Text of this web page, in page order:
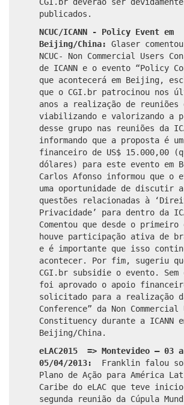
publicados.
NCUC/ICANN - Policy Event em
Beijing/China:
Glaser
NCUC- Non Commercial Users
de ICANN e o evento “Policy
que acontecerá em Beijing,
que o CGI.br patrocinou nos
anos a realização de reuniões
viabilizando e valorizando a
desse grupo nas reuniões da
informando que a proposta é
financeiro de US$ 15.000,00
dólares) para este evento em
Carlos Afonso informou que o
uma oportunidade de discutir
questões relacionadas à
Privacidade’ para dentro da
Comentou que desde o primeiro
houve participação ativa de
e é importante que isso
acontecer. Por fim, sugeriu
CGI.br subsidie o evento. Sem
foi aprovado o apoio
solicitado para a realização
Conference” da Non Commercial
Constituency durante a ICANN
Beijing/China.
eLAC2015 => Montevideo – 03 a
05/04/2013:
Franklin falou
Plano de Ação para América
Caribe do eLAC que teve
segunda reunião da Cúpula